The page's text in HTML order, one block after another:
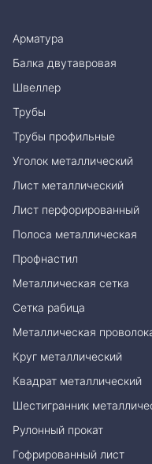
Арматура
Балка двутавровая
Швеллер
Трубы
Трубы профильные
Уголок металлический
Лист металлический
Лист перфорированный
Полоса металлическая
Профнастил
Металлическая сетка
Сетка рабица
Металлическая
Круг металлический
Квадрат металлический
Шестигранник
Рулонный прокат
Гофрированный лист